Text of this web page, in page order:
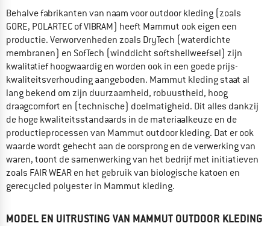
Behalve fabrikanten van naam voor outdoor kleding (zoals
GORE, POLARTEC of VIBRAM) heeft Mammut ook eigen een
productie. Verworvenheden zoals DryTech (waterdichte
membranen) en SofTech (winddicht softshellweefsel) zijn
kwalitatief hoogwaardig en worden ook in een goede prijs-
kwaliteitsverhouding aangeboden. Mammut kleding staat al
lang bekend om zijn duurzaamheid, robuustheid, hoog
draagcomfort en (technische) doelmatigheid. Dit alles dankzij
de hoge kwaliteitsstandaards in de materiaalkeuze en de
productieprocessen van Mammut outdoor kleding. Dat er ook
waarde wordt gehecht aan de oorsprong en de verwerking van
waren, toont de samenwerking van het bedrijf met initiatieven
zoals FAIR WEAR en het gebruik van biologische katoen en
gerecycled polyester in Mammut kleding.
MODEL EN UITRUSTING VAN MAMMUT OUTDOOR KLEDING